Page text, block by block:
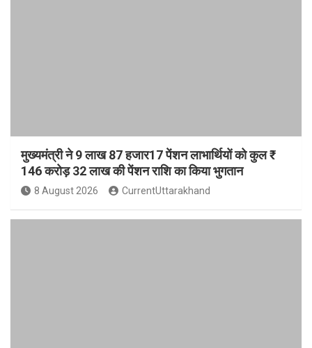
मुख्यमंत्री ने 9 लाख 87 हजार17 पेंशन लाभार्थियों को कुल ₹
146 करोड़ 32 लाख की पेंशन राशि का किया भुगतान
8 August 2026 CurrentUttarakhand